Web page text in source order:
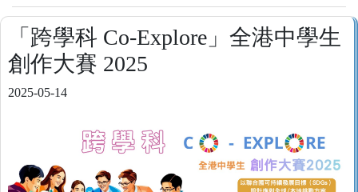
「跨學科 Co-Explore」全港中學生
創作大賽 2025
2025-05-14